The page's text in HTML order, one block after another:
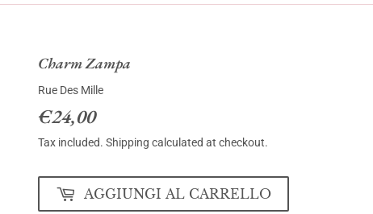
Charm Zampa
Rue Des Mille
€24,00€24,00
Tax included. Shipping calculated at checkout.
AGGIUNGI AL CARRELLO